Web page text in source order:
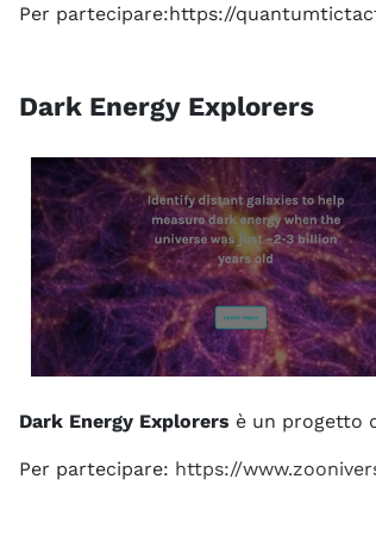
Per partecipare:https://
Dark Energy Explorers
Dark Energy Explorers è un progetto
Per partecipare: https://